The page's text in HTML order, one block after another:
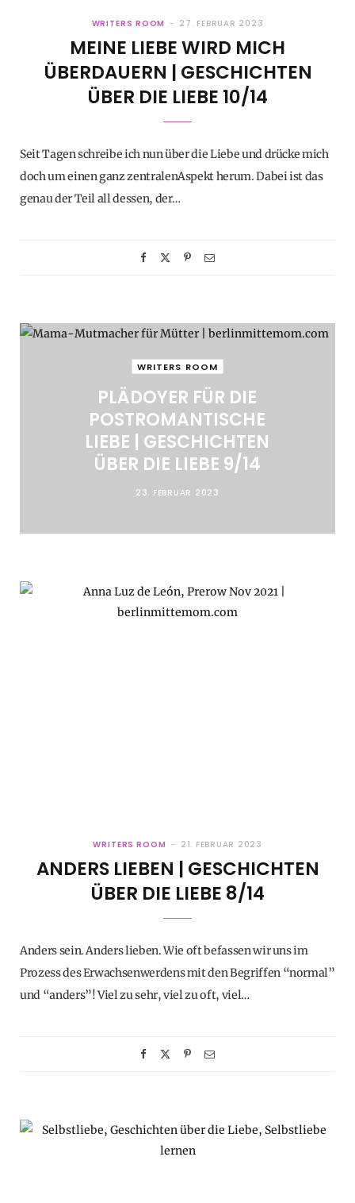
WRITERS ROOM 27. FEBRUAR 2023
MEINE LIEBE WIRD MICH
ÜBERDAUERN | GESCHICHTEN
ÜBER DIE LIEBE 10/14
Seit Tagen schreibe ich nun über die Liebe und drücke mich
doch um einen ganz zentralenAspekt herum. Dabei ist das
genau der Teil all dessen, der…
WRITERS ROOM
PLÄDOYER FÜR DIE
POSTROMANTISCHE
LIEBE | GESCHICHTEN
ÜBER DIE LIEBE 9/14
23. FEBRUAR 2023
WRITERS ROOM 21. FEBRUAR 2023
ANDERS LIEBEN | GESCHICHTEN
ÜBER DIE LIEBE 8/14
Anders sein. Anders lieben. Wie oft befassen wir uns im
Prozess des Erwachsenwerdens mit den Begriffen “normal”
und “anders”! Viel zu sehr, viel zu oft, viel…